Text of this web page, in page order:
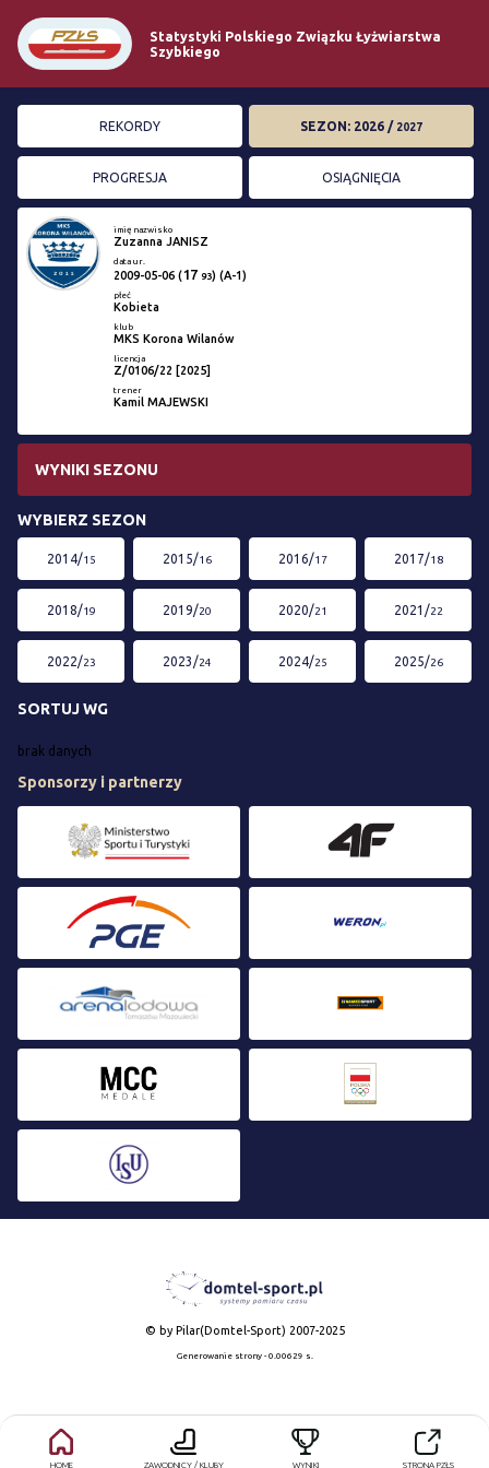
Statystyki Polskiego Związku Łyżwiarstwa
Szybkiego
REKORDY SEZON: 2026 / 2027
PROGRESJA OSIĄGNIĘCIA
imię nazwisko
Zuzanna JANISZ
data ur.
2009-05-06 (17 93) (A-1)
płeć
Kobieta
klub
MKS Korona Wilanów
licencja
Z/0106/22 [2025]
trener
Kamil MAJEWSKI
WYNIKI SEZONU
WYBIERZ SEZON
2014/15 2015/16 2016/17 2017/18
2018/19 2019/20 2020/21 2021/22
2022/23 2023/24 2024/25 2025/26
SORTUJ WG
brak danych
Sponsorzy i partnerzy
HOME ZAWODNICY / KLUBY WYNIKI STRONA PZŁS
© by Pilar(Domtel-Sport) 2007-2025
Generowanie strony - 0.00629 s.